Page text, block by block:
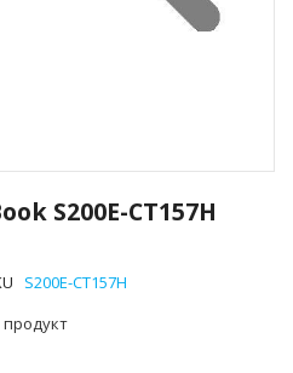
S200E-CT157H
S200E-CT157H